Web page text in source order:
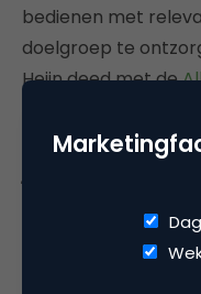
bedienen met
doelgroep te
Heijn deed met de
5.
juist nu te vinden
gebruik van
kerstdagen. Dit is